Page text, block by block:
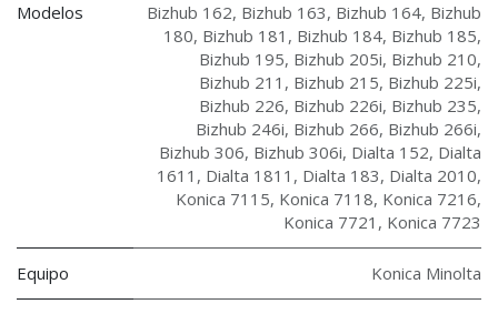
Modelos Bizhub 162, Bizhub 163, Bizhub 164, Bizhub
180, Bizhub 181 , Bizhub 184, Bizhub 185,
Bizhub 195, Bizhub 205i, Bizhub 210,
Bizhub 211 , Bizhub 215, Bizhub 225i,
Bizhub 226, Bizhub 226i, Bizhub 235,
Bizhub 246i, Bizhub 266, Bizhub 266i,
Bizhub 306, Bizhub 306i, Dialta 152, Dialta
1611 , Dialta 1811 , Dialta 183, Dialta 2010,
Konica 7115, Konica 7118, Konica 7216,
Konica 7721 , Konica 7723
Equipo Konica Minolta